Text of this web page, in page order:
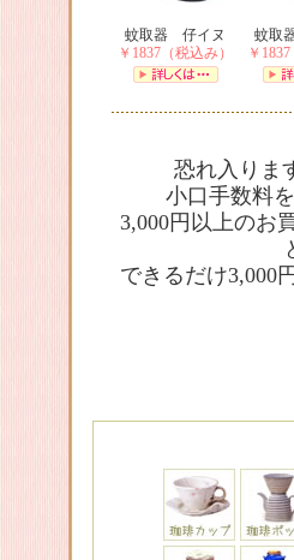
蚊取器 仔イヌ
￥1837（税込み）
蚊取
￥
恐れ入りま
小口手数料
3,000円以上のお
できるだけ3,000